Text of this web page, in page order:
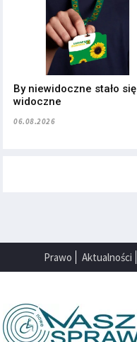
By niewidoczne stało się
widoczne
06.08.2026
Prawo Aktualności